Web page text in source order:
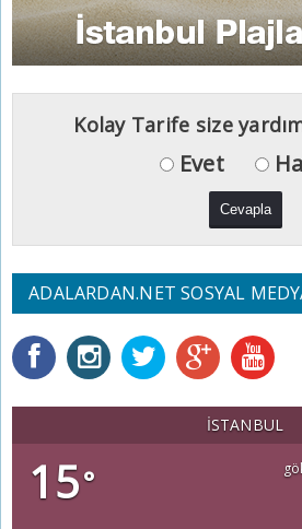
Kolay Tarife size
Evet
ADALARDAN.NET SOSYAL
İSTANBUL
15°